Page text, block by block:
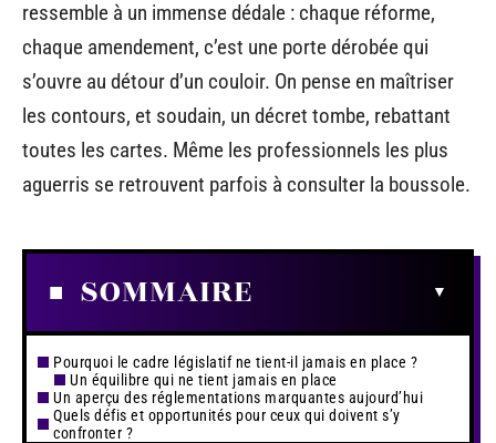
ressemble à un immense dédale : chaque réforme,
chaque amendement, c’est une porte dérobée qui
s’ouvre au détour d’un couloir. On pense en maîtriser
les contours, et soudain, un décret tombe, rebattant
toutes les cartes. Même les professionnels les plus
aguerris se retrouvent parfois à consulter la boussole.
SOMMAIRE
Pourquoi le cadre législatif ne tient-il jamais en place ?
Un équilibre qui ne tient jamais en place
Un aperçu des réglementations marquantes aujourd’hui
Quels défis et opportunités pour ceux qui doivent s’y
confronter ?